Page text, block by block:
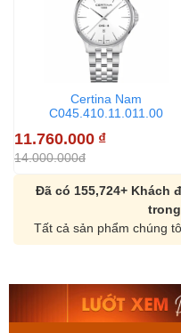
Certina Nam
C045.410.11.011.00
11.760.000 ₫
14.000.000đ
Đã có 155,724+ Khách
Tất cả sản phẩm chúng
Orient Nam RA-
Mua ngay